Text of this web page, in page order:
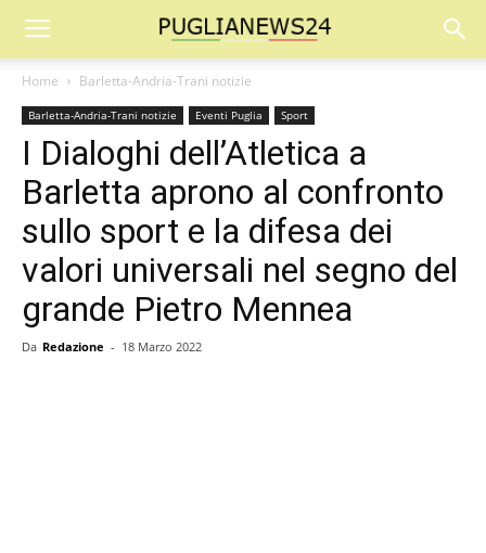
Home Barletta-Andria-Trani notizie
Barletta-Andria-Trani notizie Eventi Puglia Sport
I Dialoghi dell’Atletica a
Barletta aprono al confronto
sullo sport e la difesa dei
valori universali nel segno del
grande Pietro Mennea
Da Redazione - 18 Marzo 2022